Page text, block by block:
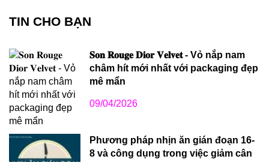
TIN CHO BẠN
𝐒𝐨𝐧 𝐑𝐨𝐮𝐠𝐞 𝐃𝐢𝐨𝐫 𝐕𝐞𝐥𝐯𝐞𝐭 - Vỏ nắp nam
châm hít mới nhất với packaging đẹp
mê mẩn
09/04/2026
Phương pháp nhịn ăn gián đoạn 16-
8 và công dụng trong việc giảm cân